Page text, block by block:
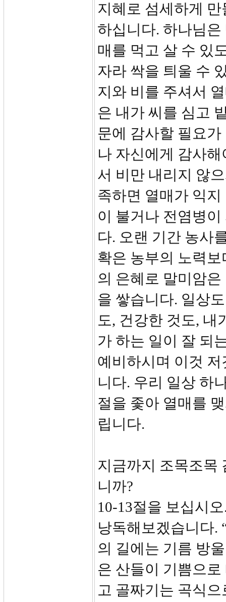
지혜로 섬세하게
하십니다. 하나님
매를 먹고 살 수 있
자라 싹을 틔울 수
지와 비를 주셔서
은 내가 씨를 심고
문에 감사할 필요
나 자신에게 감사
서 비만 내리지 않
족하면 열매가 익
이 불거나 전염병
다. 오랜 기간 농사
확은 농부의 노력
의 은혜로 말미암
을 쌓습니다. 일상
도, 건강한 것도, 내
가 하는 일이 잘 되
예비하시며 이것
니다. 우리 일상 하
절을 좇아 열매를
립니다.
지금까지 조목조목
니까?
10-13절을 보십시
낭독해보겠습니다.
의 길에는 기름 방
은 산들이 기쁨으
고 골짜기는 곡식